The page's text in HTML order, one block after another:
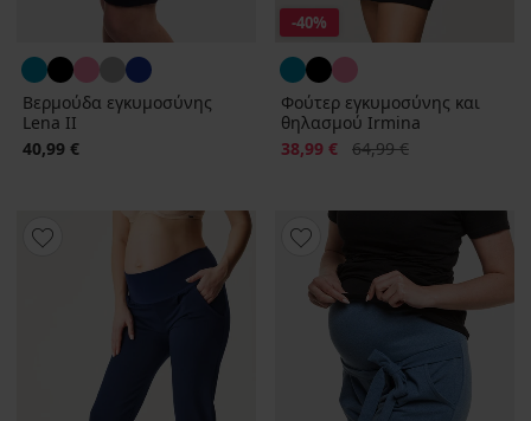
Βερμούδα εγκυμοσύνης
Lena II
40,99 €
-40%
Φούτερ εγκυμοσύνης και
θηλασμού Irmina
Έκπτωση
38,99 € Αρχική τιμή
64,99 €